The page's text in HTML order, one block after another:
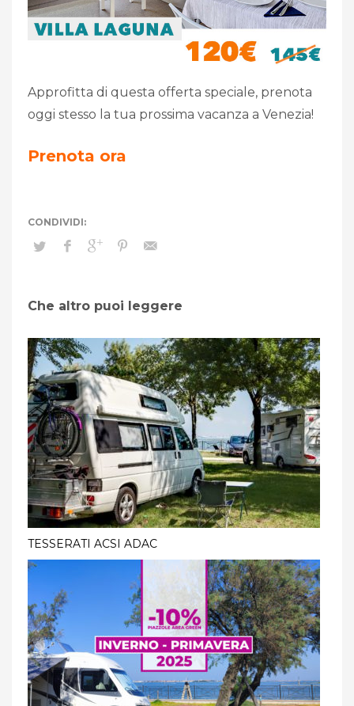
Approfitta di questa offerta speciale, prenota
oggi stesso la tua prossima vacanza a Venezia!
Prenota ora
Che altro puoi leggere
TESSERATI ACSI ADAC